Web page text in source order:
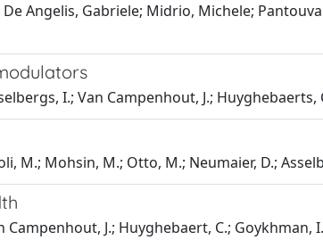
Angelis, Gabriele; Midrio, Michele;
I.; Van Campenhout, J.; Huyghebaerts,
M.; Mohsin, M.; Otto, M.; Neumaier, D.;
J.; Huyghebaert, C.; Goykhman,